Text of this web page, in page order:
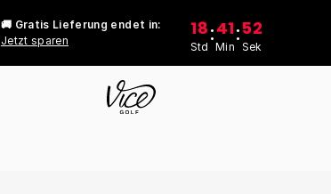
🚚 Gratis Lieferung endet in:
Jetzt sparen
18
Std
:41
Min
:52
Sek